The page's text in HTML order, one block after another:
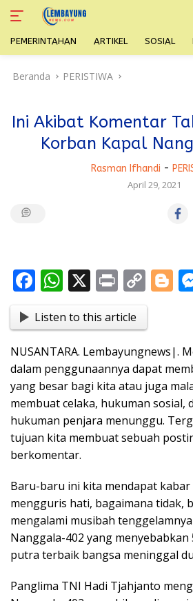
PEMERINTAHAN ARTIKEL SOSIAL
Beranda PERISTIWA
Ini Akibat Komentar
Korban Kapal
Rasman Ifhandi -
April 29, 2021
F
e
b
o
o
k
W
at
s
A
p
p
X Pr
t
C
o
p
y
Li
n
k
Bl
g
Listen to this article
NUSANTARA. Lembayungnews|.
dalam penggunaannya dapat
yang besar bagi kita atau juga
membuat celaka, hukuman sosial,
hukuman penjara menunggu.
tujuan kita membuat sebuah
berkomentar.
Baru-baru ini kita mendapat
mengguris hati, bagaimana tidak,
mengalami musibah
Nanggala-402 yang
putra terbaik bangsa meninggal
Panglima TNI Hadi Tjahjanto